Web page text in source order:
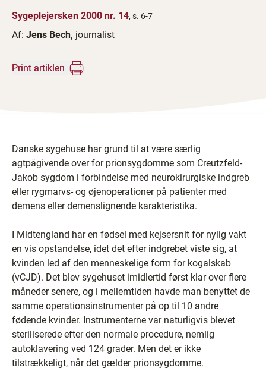
Sygeplejersken 2000 nr. 14, s. 6-7
Af: Jens Bech, journalist
Print artiklen
Danske sygehuse har grund til at være særlig
agtpågivende over for prionsygdomme som Creutzfeld-
Jakob sygdom i forbindelse med neurokirurgiske indgreb
eller rygmarvs- og øjenoperationer på patienter med
demens eller demenslignende karakteristika.
I Midtengland har en fødsel med kejsersnit for nylig vakt
en vis opstandelse, idet det efter indgrebet viste sig, at
kvinden led af den menneskelige form for kogalskab
(vCJD). Det blev sygehuset imidlertid først klar over flere
måneder senere, og i mellemtiden havde man benyttet de
samme operationsinstrumenter på op til 10 andre
fødende kvinder. Instrumenterne var naturligvis blevet
steriliserede efter den normale procedure, nemlig
autoklavering ved 124 grader. Men det er ikke
tilstrækkeligt, når det gælder prionsygdomme.